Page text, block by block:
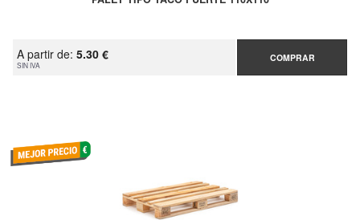
A partir de: 5.30 €
SIN IVA
COMPRAR